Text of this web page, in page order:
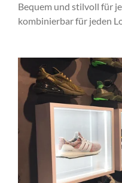
Bequem und stilvoll für
kombinierbar für jeden